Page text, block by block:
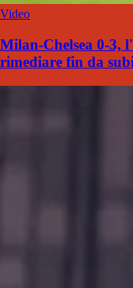
Video
Milan-Chelsea 0-3,
rimediare fin da